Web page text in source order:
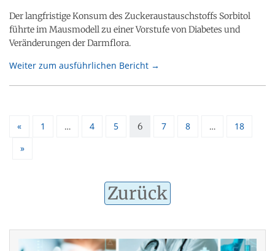
Der langfristige Konsum des Zuckeraustauschstoffs Sorbitol
führte im Mausmodell zu einer Vorstufe von Diabetes und
Veränderungen der Darmflora.
Weiter zum ausführlichen Bericht →
« 1 … 4 5 6 7 8 …
18
»
Zurück